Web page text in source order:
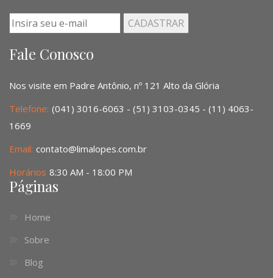
Fale Conosco
Nos visite em Padre Antônio, nº 121 Alto da Glória
Telefone: (041) 3016-6063 - (51) 3103-0345 - (11) 4063-
1669
Email: contato@limalopes.com.br
Horários 8:30 AM - 18:00 PM
Páginas
Home
Sobre
Blog